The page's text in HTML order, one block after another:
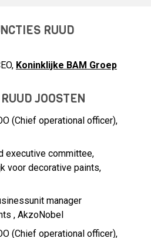
RUUD
Koninklijke BAM Groep
JOOSTEN
(Chief operational officer),
executive committee,
voor decorative paints,
manager
, AkzoNobel
(Chief operational officer),